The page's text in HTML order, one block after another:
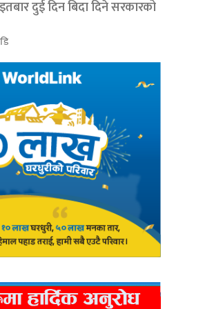
दुई दिन बिदा दिने सरकारको